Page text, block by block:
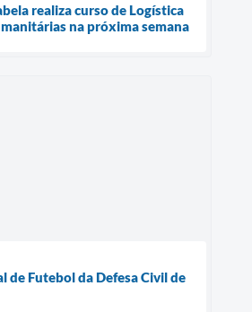
realiza curso de Logística
na próxima semana
de Futebol da Defesa Civil de